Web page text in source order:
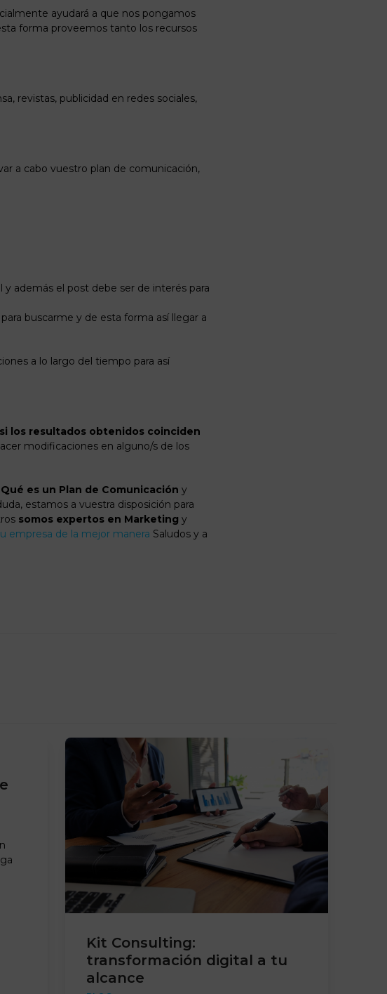
ayudará a que nos pongamos
forma proveemos tanto los recursos
revistas, publicidad en redes sociales,
a cabo vuestro plan de comunicación,
y además el post debe ser de interés para
buscarme y de esta forma así llegar a
a lo largo del tiempo para así
los resultados obtenidos coinciden
modificaciones en alguno/s de los
Qué es un Plan de Comunicación y
estamos a vuestra disposición para
somos expertos en Marketing y
empresa de la mejor manera Saludos y a
Kit Consulting:
transformación digital a tu
alcance